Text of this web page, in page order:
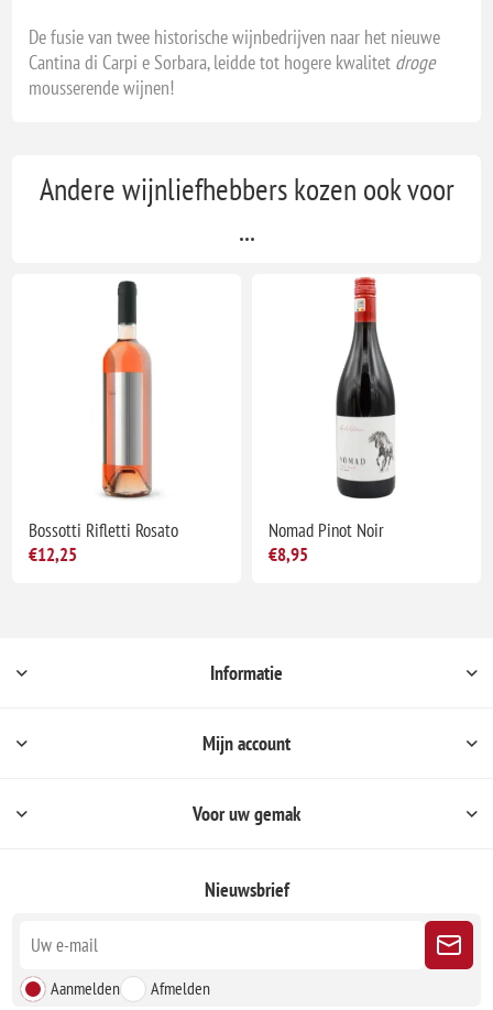
De fusie van twee historische wijnbedrijven naar het nieuwe
Cantina di Carpi e Sorbara, leidde tot hogere kwalitet droge
mousserende wijnen!
Andere wijnliefhebbers kozen ook voor
...
Bossotti Rifletti Rosato
€12,25
Nomad Pinot Noir
€8,95
Informatie
Mijn account
Voor uw gemak
Nieuwsbrief
Aanmelden Afmelden